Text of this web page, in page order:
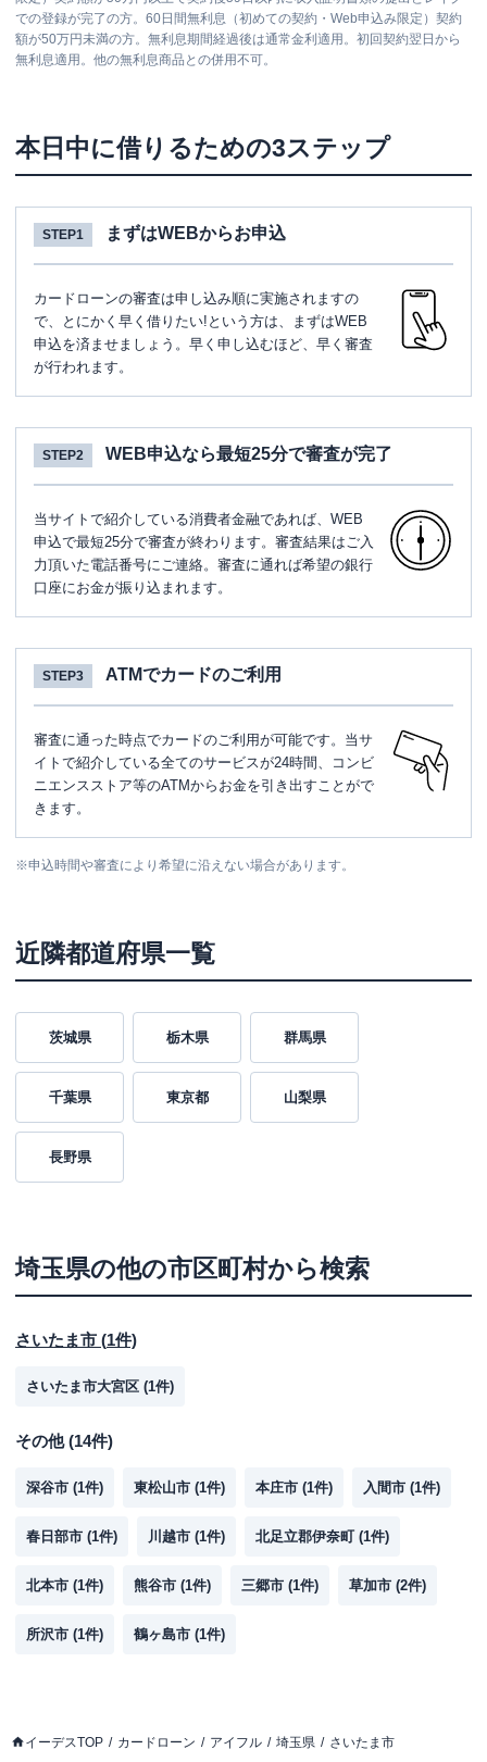
での登録が完了の方。60日間無利息（初めての契約・Web申込み限定）契約
額が50万円未満の方。無利息期間経過後は通常金利適用。初回契約翌日から
無利息適用。他の無利息商品との併用不可。
本日中に借りるための3ステップ
STEP1 まずはWEBからお申込
カードローンの審査は申し込み順に実施されますの
で、とにかく早く借りたい!という方は、まずはWEB
申込を済ませましょう。早く申し込むほど、早く審査
が行われます。
STEP2 WEB申込なら最短25分で審査が完了
当サイトで紹介している消費者金融であれば、WEB
申込で最短25分で審査が終わります。審査結果はご入
力頂いた電話番号にご連絡。審査に通れば希望の銀行
口座にお金が振り込まれます。
STEP3 ATMでカードのご利用
審査に通った時点でカードのご利用が可能です。当サ
イトで紹介している全てのサービスが24時間、コンビ
ニエンスストア等のATMからお金を引き出すことがで
きます。
※申込時間や審査により希望に沿えない場合があります。
近隣都道府県一覧
茨城県 栃木県 群馬県
千葉県 東京都 山梨県
長野県
埼玉県の他の市区町村から検索
さいたま市 (1件)
さいたま市大宮区 (1件)
その他(14件)
深谷市 (1件) 東松山市 (1件) 本庄市 (1件) 入間市 (1件)
春日部市 (1件) 川越市 (1件) 北足立郡伊奈町 (1件)
北本市 (1件) 熊谷市 (1件) 三郷市 (1件) 草加市 (2件)
所沢市 (1件) 鶴ヶ島市 (1件)
イーデスTOP カードローン アイフル 埼玉県 さいたま市